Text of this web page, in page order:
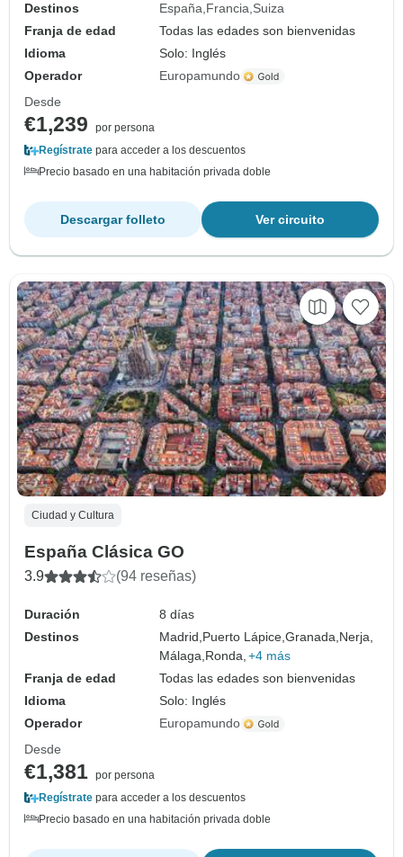
Destinos
España Francia Suiza
Franja de edad
Todas las edades son bienvenidas
Idioma
Solo: Inglés
Operador
Europamundo
Desde
€1,239
por persona
Regístrate para acceder a los descuentos
Precio basado en una habitación privada doble
Ver circuito
Descargar folleto
Ciudad y Cultura
España Clásica GO
3.9 (94 reseñas)
Duración
8 días
Destinos
Madrid,Puerto Lápice,Granada,Nerja,
Málaga,Ronda, +4 más
Franja de edad
Todas las edades son bienvenidas
Idioma
Solo: Inglés
Operador
Europamundo
Desde
€1,381 por persona
Regístrate para acceder a los descuentos
Precio basado en una habitación privada doble